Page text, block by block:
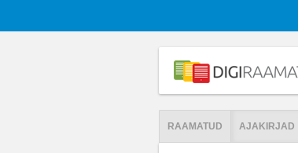
RAAMATUD AJAKIRJAD